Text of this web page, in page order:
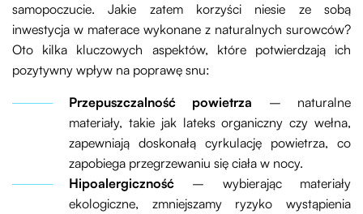
samopoczucie. Jakie zatem korzyści niesie ze sobą
inwestycja w materace wykonane z naturalnych surowców?
Oto kilka kluczowych aspektów, które potwierdzają ich
pozytywny wpływ na poprawę snu:
Przepuszczalność powietrza – naturalne
materiały, takie jak lateks organiczny czy wełna,
zapewniają doskonałą cyrkulację powietrza, co
zapobiega przegrzewaniu się ciała w nocy.
Hipoalergiczność – wybierając materiały
ekologiczne, zmniejszamy ryzyko wystąpienia